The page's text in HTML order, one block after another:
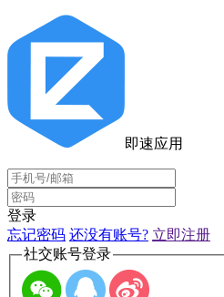
即速应用
登录
忘记密码 还没有账号? 立即注册
社交账号登录